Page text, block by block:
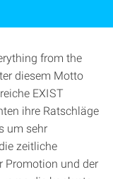
from the
diesem Motto
EXIST
ihre Ratschläge
um sehr
zeitliche
Promotion und der